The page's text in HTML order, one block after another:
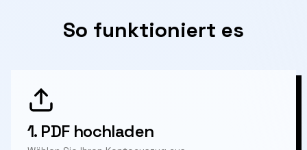
So funktioniert es
1. PDF hochladen